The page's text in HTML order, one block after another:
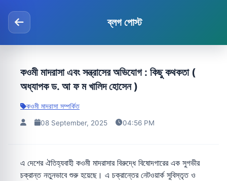
ব্লগ পোস্ট
কওমী মাদরাসা এবং সন্ত্রাসের অভিযোগ : কিছু কথকতা (
অধ্যাপক ড. আ ফ ম খালিদ হোসেন )
কওমী মাদরাসা সম্পর্কিত
08 September, 2025 04:56 PM
এ দেশের ঐতিহ্যবাহী কওমী মাদরাসার বিরুদ্ধে বিষোদগারের এক সুগভীর
চক্রান্ত নতুনভাবে শুরু হয়েছে। এ চক্রান্তের নেটওয়ার্ক সুবিস্তৃত ও